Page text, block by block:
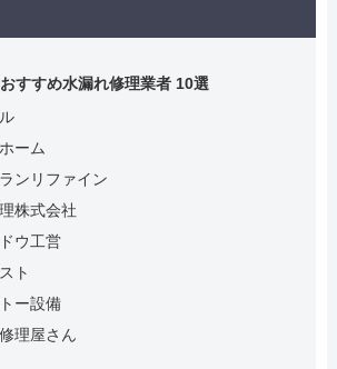
すすめ水漏れ修理業者 10選
ーム
ンリファイン
株式会社
ウ工営
ト
ー設備
理屋さん